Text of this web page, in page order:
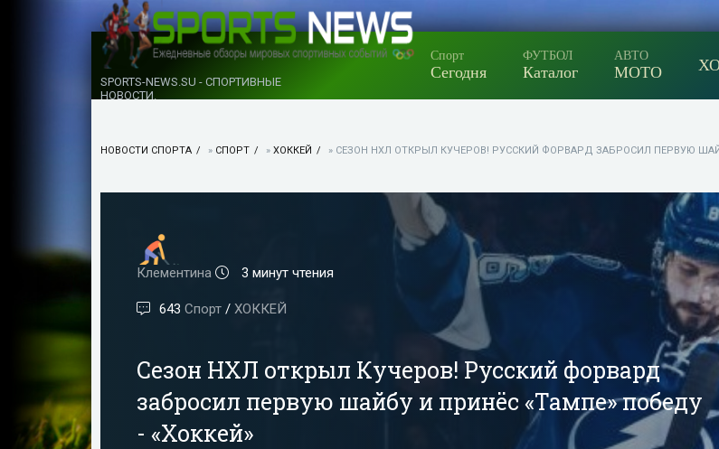
SPORTS-NEWS.SU - СПОРТИВНЫЕ
НОВОСТИ.
Спорт
Сегодня
ФУТБОЛ
Каталог
АВТО
МОТО
НОВОСТИ СПОРТА » СПОРТ » ХОККЕЙ » СЕЗОН НХЛ ОТКРЫЛ КУЧЕРОВ! РУССКИЙ ФОРВАРД ЗАБРОСИЛ ПЕРВУЮ
Клементина 3 минут чтения
643 Спорт/ ХОККЕЙ
Сезон НХЛ открыл Кучеров! Русский форвард
забросил первую шайбу и принёс «Тампе» победу
- «Хоккей»